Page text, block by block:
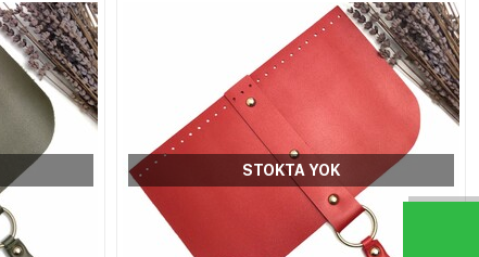
STOKTA YOK